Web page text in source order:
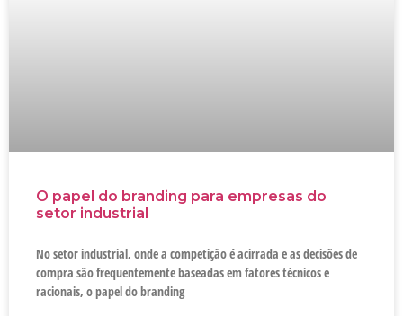
O papel do branding para empresas do
setor industrial
No setor industrial, onde a competição é acirrada e as decisões de
compra são frequentemente baseadas em fatores técnicos e
racionais, o papel do branding